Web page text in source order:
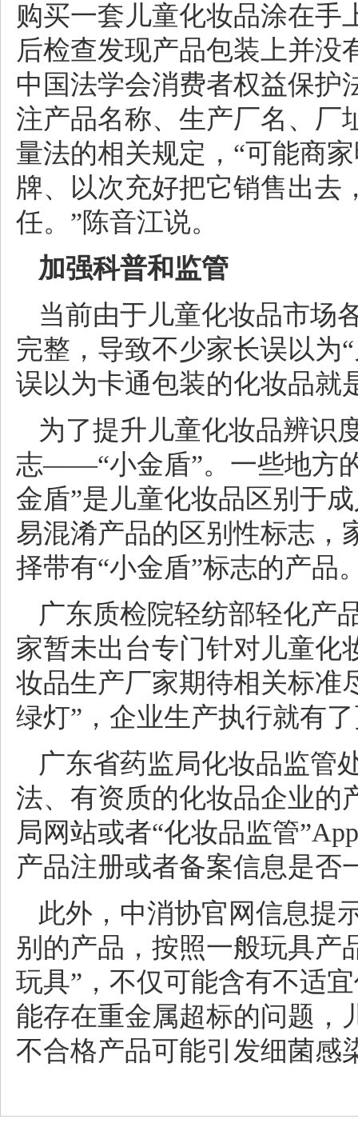
购买一套儿童化妆品涂在手
后检查发现产品包装上并没
中国法学会消费者权益保护
注产品名称、生产厂名、厂
量法的相关规定，“可能商
牌、以次充好把它销售出去
任。”陈音江说。
加强科普和监管
当前由于儿童化妆品市场
完整，导致不少家长误以为
误以为卡通包装的化妆品就
为了提升儿童化妆品辨识
志——“小金盾”。一些地方
金盾”是儿童化妆品区别于
易混淆产品的区别性标志，
择带有“小金盾”标志的产品
广东质检院轻纺部轻化产
家暂未出台专门针对儿童化
妆品生产厂家期待相关标准
绿灯”，企业生产执行就有
广东省药监局化妆品监管
法、有资质的化妆品企业的
局网站或者“化妆品监管
产品注册或者备案信息是否
此外，中消协官网信息提
别的产品，按照一般玩具产
玩具”，不仅可能含有不适
能存在重金属超标的问题，
不合格产品可能引发细菌感